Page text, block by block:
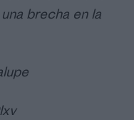
brecha en la